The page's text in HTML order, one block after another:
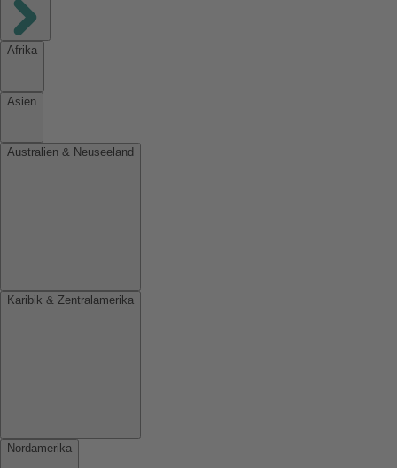
Afrika
Asien
Australien & Neuseeland
Karibik & Zentralamerika
Nordamerika